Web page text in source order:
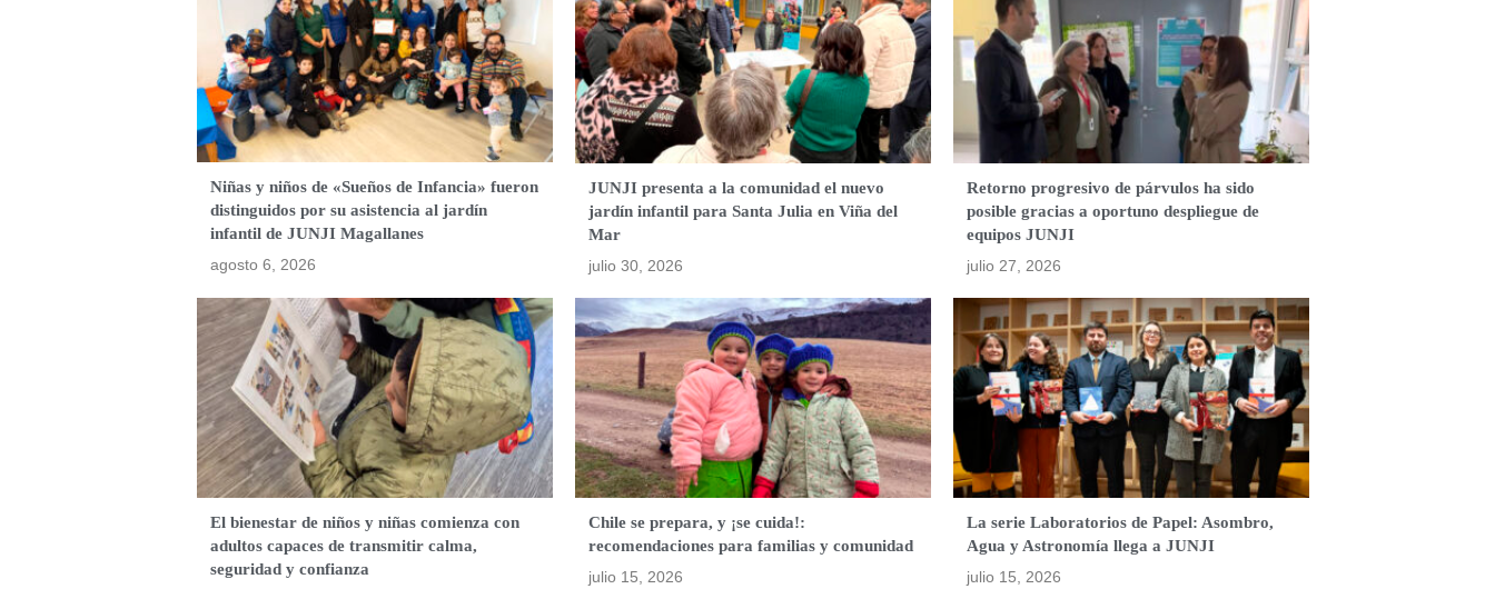
Niñas y niños de «Sueños de Infancia» fueron
distinguidos por su asistencia al jardín
infantil de JUNJI Magallanes
agosto 6, 2026
JUNJI presenta a la comunidad el nuevo
jardín infantil para Santa Julia en Viña del
Mar
julio 30, 2026
Retorno progresivo de párvulos ha sido
posible gracias a oportuno despliegue de
equipos JUNJI
julio 27, 2026
El bienestar de niños y niñas comienza con
adultos capaces de transmitir calma,
seguridad y confianza
Chile se prepara, y ¡se cuida!:
recomendaciones para familias y comunidad
julio 15, 2026
La serie Laboratorios de Papel: Asombro,
Agua y Astronomía llega a JUNJI
julio 15, 2026